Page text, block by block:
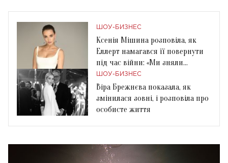
ШОУ-БИЗНЕС
Ксенія Мішина розповіла, як
Еллерт намагався її повернути
під час війни: «Ми зняли
великий будинок»
ШОУ-БИЗНЕС
Віра Брежнєва показала, як
змінилася зовні, і розповіла про
особисте життя